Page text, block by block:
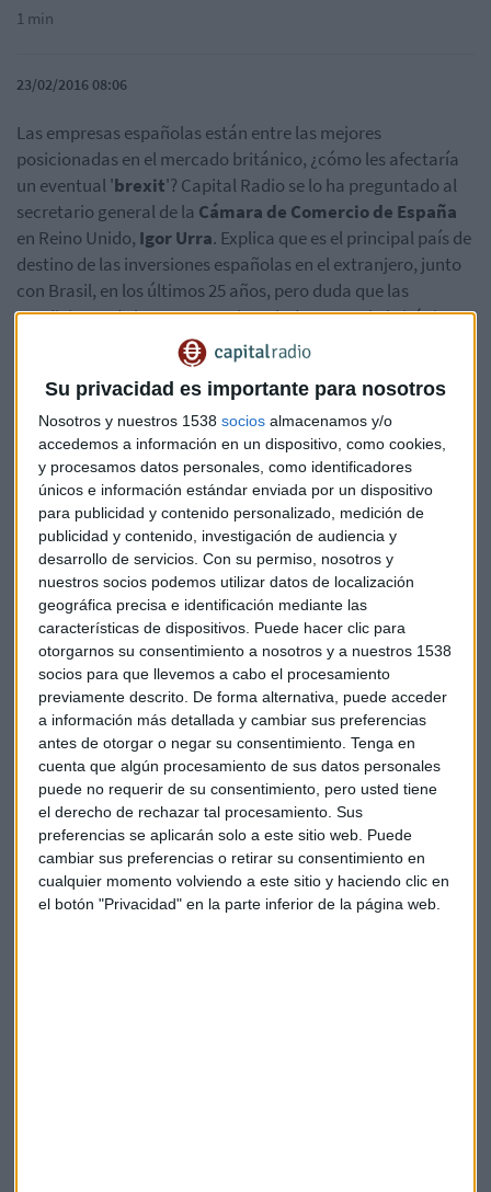
Su privacidad es importante para nosotros
Nosotros y nuestros 1538 socios almacenamos y/o
accedemos a información en un dispositivo, como cookies,
y procesamos datos personales, como identificadores
únicos e información estándar enviada por un dispositivo
para publicidad y contenido personalizado, medición de
publicidad y contenido, investigación de audiencia y
desarrollo de servicios. Con su permiso, nosotros y
nuestros socios podemos utilizar datos de localización
geográfica precisa e identificación mediante las
características de dispositivos. Puede hacer clic para
otorgarnos su consentimiento a nosotros y a nuestros 1538
socios para que llevemos a cabo el procesamiento
previamente descrito. De forma alternativa, puede acceder
a información más detallada y cambiar sus preferencias
antes de otorgar o negar su consentimiento. Tenga en
cuenta que algún procesamiento de sus datos personales
puede no requerir de su consentimiento, pero usted tiene
el derecho de rechazar tal procesamiento. Sus
preferencias se aplicarán solo a este sitio web. Puede
cambiar sus preferencias o retirar su consentimiento en
cualquier momento volviendo a este sitio y haciendo clic en
el botón "Privacidad" en la parte inferior de la página web.
1 min
23/02/2016 08:06
Las empresas españolas están entre las mejores
posicionadas en el mercado británico, ¿cómo les afectaría
un eventual 'brexit'? Capital Radio se lo ha preguntado al
secretario general de la Cámara de Comercio de España
en Reino Unido, Igor Urra. Explica que es el principal país de
destino de las inversiones españolas en el extranjero, junto
con Brasil, en los últimos 25 años, pero duda que las
condiciones de las empresas instaladas en suelo británico
cambiaran si Reino Unido sale del espacio comunitario.
España Reino Unido Brexit David Cameron
Suscríbete a nuestros boletines
Te enviaremos las noticias más importantes del día